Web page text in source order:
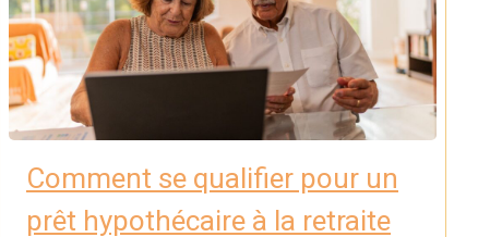
Comment se qualifier pour un
prêt hypothécaire à la retraite